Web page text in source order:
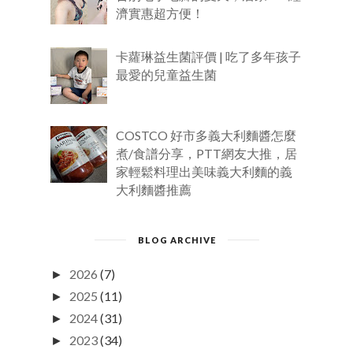
濟實惠超方便！
卡蘿琳益生菌評價 | 吃了多年孩子
最愛的兒童益生菌
COSTCO 好市多義大利麵醬怎麼
煮/食譜分享，PTT網友大推，居
家輕鬆料理出美味義大利麵的義
大利麵醬推薦
BLOG ARCHIVE
► 2026 (7)
► 2025 (11)
► 2024(31)
► 2023(34)